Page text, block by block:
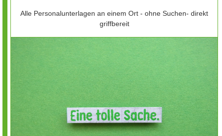
Alle Personalunterlagen an einem Ort - ohne Suchen- direkt
griffbereit